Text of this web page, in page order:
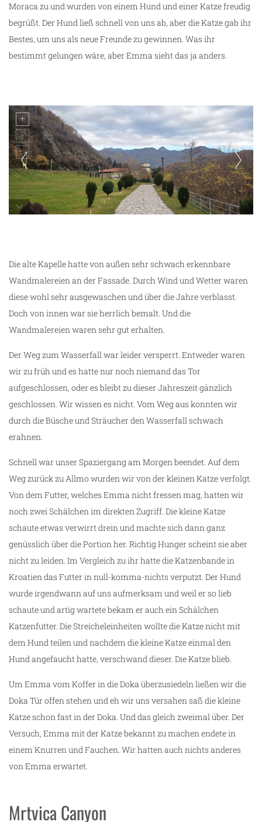
Moraca zu und wurden von einem Hund und einer Katze freudig
begrüßt. Der Hund ließ schnell von uns ab, aber die Katze gab ihr
Bestes, um uns als neue Freunde zu gewinnen. Was ihr
bestimmt gelungen wäre, aber Emma sieht das ja anders.
Die alte Kapelle hatte von außen sehr schwach erkennbare
Wandmalereien an der Fassade. Durch Wind und Wetter waren
diese wohl sehr ausgewaschen und über die Jahre verblasst.
Doch von innen war sie herrlich bemalt. Und die
Wandmalereien waren sehr gut erhalten.
Der Weg zum Wasserfall war leider versperrt. Entweder waren
wir zu früh und es hatte nur noch niemand das Tor
aufgeschlossen, oder es bleibt zu dieser Jahreszeit gänzlich
geschlossen. Wir wissen es nicht. Vom Weg aus konnten wir
durch die Büsche und Sträucher den Wasserfall schwach
erahnen.
Schnell war unser Spaziergang am Morgen beendet. Auf dem
Weg zurück zu Allmo wurden wir von der kleinen Katze verfolgt.
Von dem Futter, welches Emma nicht fressen mag, hatten wir
noch zwei Schälchen im direkten Zugriff. Die kleine Katze
schaute etwas verwirrt drein und machte sich dann ganz
genüsslich über die Portion her. Richtig Hunger scheint sie aber
nicht zu leiden. Im Vergleich zu ihr hatte die Katzenbande in
Kroatien das Futter in null-komma-nichts verputzt. Der Hund
wurde irgendwann auf uns aufmerksam und weil er so lieb
schaute und artig wartete bekam er auch ein Schälchen
Katzenfutter. Die Streicheleinheiten wollte die Katze nicht mit
dem Hund teilen und nachdem die kleine Katze einmal den
Hund angefaucht hatte, verschwand dieser. Die Katze blieb.
Um Emma vom Koffer in die Doka überzusiedeln ließen wir die
Doka Tür offen stehen und eh wir uns versahen saß die kleine
Katze schon fast in der Doka. Und das gleich zweimal über. Der
Versuch, Emma mit der Katze bekannt zu machen endete in
einem Knurren und Fauchen. Wir hatten auch nichts anderes
von Emma erwartet.
Mrtvica Canyon